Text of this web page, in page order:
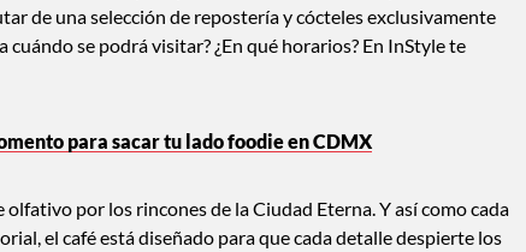
de una selección de repostería y cócteles exclusivamente
cuándo se podrá visitar? ¿En qué horarios? En InStyle te
para sacar tu lado foodie en CDMX
por los rincones de la Ciudad Eterna. Y así como cada
el café está diseñado para que cada detalle despierte los